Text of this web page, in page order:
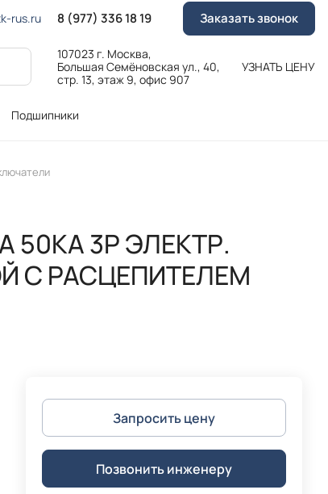
rus.ru 8 (977) 336 18 19 Заказать звонок
107023 г. Москва,
Большая Семёновская ул., 40,
стр. 13, этаж 9, офис 907
УЗНАТЬ ЦЕНУ
Подшипники
50KA 3P ЭЛЕКТР.
С РАСЦЕПИТЕЛЕМ
Запросить цену
Позвонить инженеру